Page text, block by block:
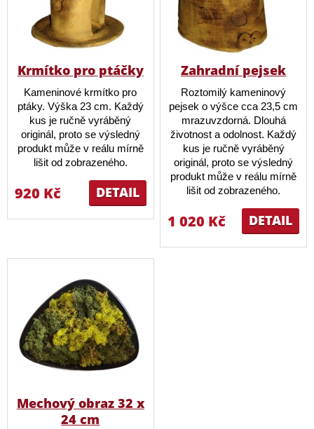
Krmítko pro ptáčky
Kameninové krmítko pro
ptáky. Výška 23 cm. Každý
kus je ručně vyráběný
originál, proto se výsledný
produkt může v reálu mírně
lišit od zobrazeného.
DETAIL
920 Kč
Zahradní pejsek
Roztomilý kameninový
pejsek o výšce cca 23,5 cm
mrazuvzdorná. Dlouhá
životnost a odolnost. Každý
kus je ručně vyráběný
originál, proto se výsledný
produkt může v reálu mírně
lišit od zobrazeného.
DETAIL
1 020 Kč
Mechový obraz 32 x
24 cm